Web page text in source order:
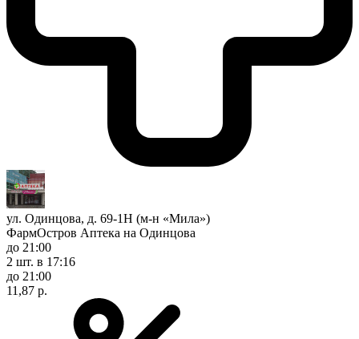
ул. Одинцова, д. 69-1Н (м-н «Мила»)
ФармОстров Аптека на Одинцова
до 21:00
2 шт. в 17:16
до 21:00
11,87 р.